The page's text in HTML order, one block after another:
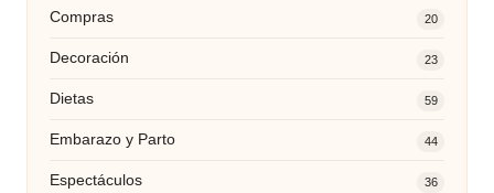
Compras 20
Decoración 23
Dietas 59
Embarazo y Parto 44
Espectáculos 36